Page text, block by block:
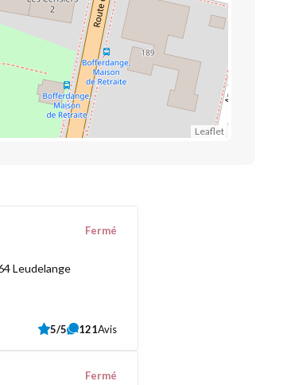
Leaflet
Leudelange
Fermé
5/5 121Avis
Fermé